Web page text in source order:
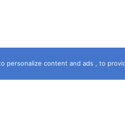
personalize content and ads , to